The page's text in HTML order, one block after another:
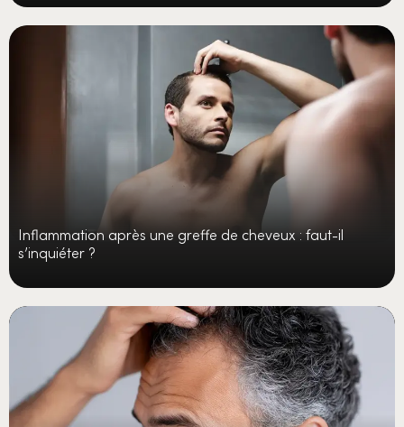
Inflammation après une greffe de cheveux : faut-il
s’inquiéter ?